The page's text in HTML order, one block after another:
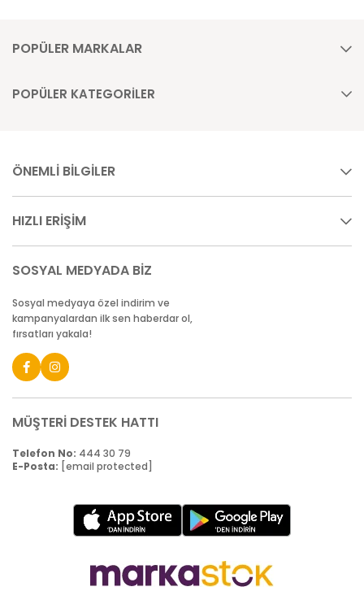
POPÜLER MARKALAR
POPÜLER KATEGORİLER
ÖNEMLİ BİLGİLER
HIZLI ERİŞİM
SOSYAL MEDYADA BİZ
Sosyal medyaya özel indirim ve
kampanyalardan ilk sen haberdar ol,
fırsatları yakala!
MÜŞTERİ DESTEK HATTI
Telefon No: 444 30 79
E-Posta: [email protected]